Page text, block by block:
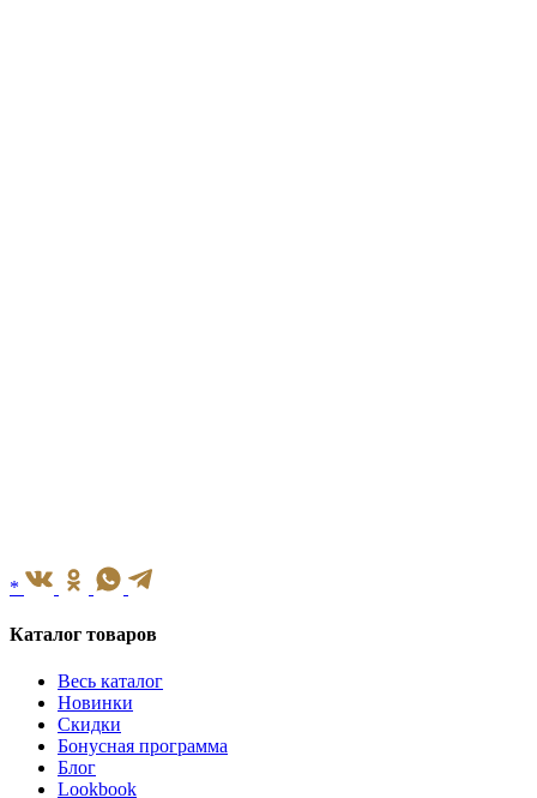
*
Каталог товаров
Весь каталог
Новинки
Скидки
Бонусная программа
Блог
Lookbook